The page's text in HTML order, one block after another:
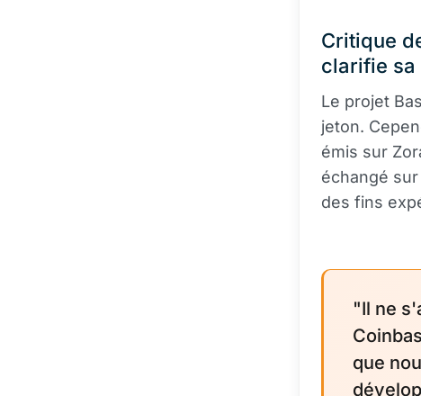
Critique
clarifie sa
Le projet
jeton.
émis sur
échangé
des fins
"Il ne
que